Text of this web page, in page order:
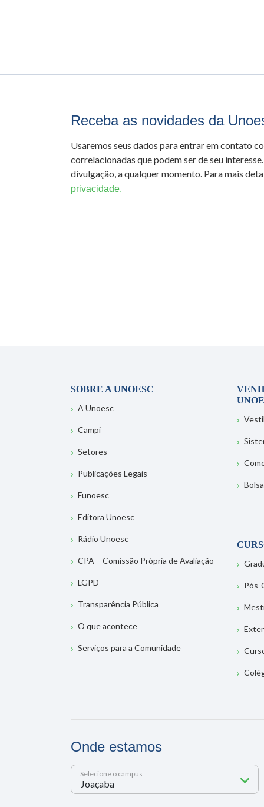
Receba as novidades da
Usaremos seus dados para entrar em contato
correlacionadas que podem ser de seu
divulgação, a qualquer momento. Para mais
privacidade.
SOBRE A UNOESC
A Unoesc
Campi
Setores
Publicações Legais
Funoesc
Editora Unoesc
Rádio Unoesc
CPA – Comissão Própria de Avaliação
LGPD
Transparência Pública
O que acontece
Serviços para a Comunidade
Pós-
Onde estamos
Selecione o campus